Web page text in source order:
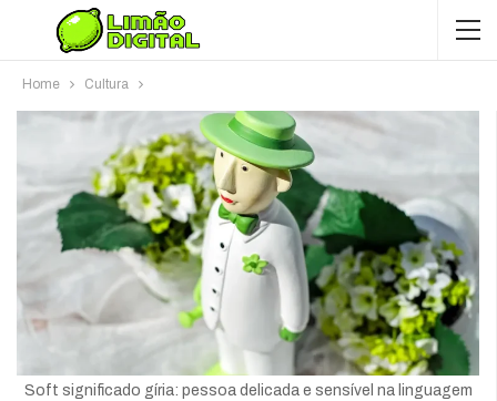
Home Cultura
Soft significado gíria: pessoa delicada e sensível na linguagem